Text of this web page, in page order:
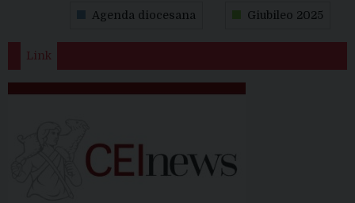
Agenda diocesana Giubileo 2025
Link